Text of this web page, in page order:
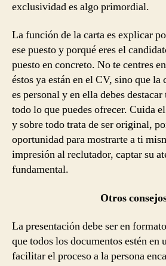
exclusividad es algo primordial.
La función de la carta es explicar
ese puesto y porqué eres el
puesto en concreto. No te centres
éstos ya están en el CV, sino que la
es personal y en ella debes
todo lo que puedes ofrecer. Cuida
y sobre todo trata de ser original,
oportunidad para mostrarte a ti
impresión al reclutador, captar su
fundamental.
Otros
La presentación debe ser en
que todos los documentos estén en
facilitar el proceso a la persona